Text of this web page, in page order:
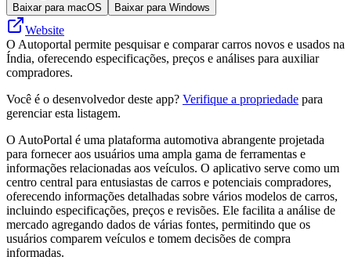
Baixar para macOS Baixar para Windows
Website
O Autoportal permite pesquisar e comparar carros novos e usados na
Índia, oferecendo especificações, preços e análises para auxiliar
compradores.
Você é o desenvolvedor deste app? Verifique a propriedade para
gerenciar esta listagem.
O AutoPortal é uma plataforma automotiva abrangente projetada
para fornecer aos usuários uma ampla gama de ferramentas e
informações relacionadas aos veículos. O aplicativo serve como um
centro central para entusiastas de carros e potenciais compradores,
oferecendo informações detalhadas sobre vários modelos de carros,
incluindo especificações, preços e revisões. Ele facilita a análise de
mercado agregando dados de várias fontes, permitindo que os
usuários comparem veículos e tomem decisões de compra
informadas.